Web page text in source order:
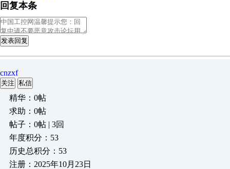
回复本条
发表回复
cnzxf
关注 私信
精华：0帖
求助：0帖
帖子：0帖 | 3回
年度积分：53
历史总积分：53
注册：2025年10月23日